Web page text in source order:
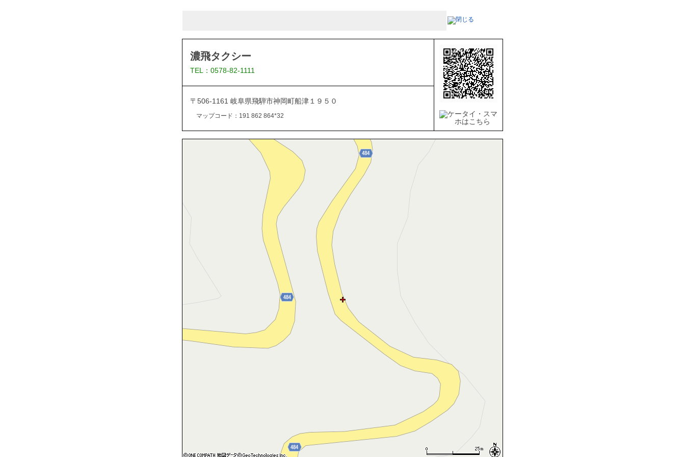
濃飛タクシー
TEL：0578-82-1111
〒506-1161 岐阜県飛騨市神岡町船津１９５０
マップコード：191 862 864*32